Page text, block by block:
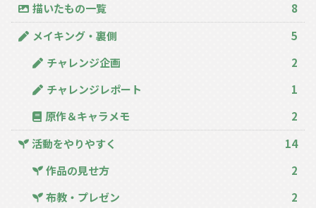
描いたもの一覧
8
メイキング・裏側
5
チャレンジ企画
2
チャレンジレポート
1
原作＆キャラメモ
2
活動をやりやすく
14
作品の見せ方
2
布教・プレゼン
2